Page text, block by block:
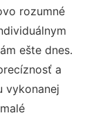
rozumné
ešte dnes.
a
vykonanej